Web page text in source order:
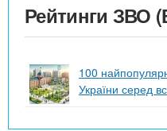
Рейтинги ЗВО
100
України серед